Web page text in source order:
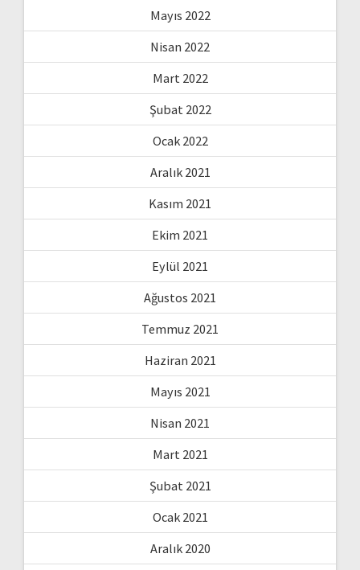
Mayıs 2022
Nisan 2022
Mart 2022
Şubat 2022
Ocak 2022
Aralık 2021
Kasım 2021
Ekim 2021
Eylül 2021
Ağustos 2021
Temmuz 2021
Haziran 2021
Mayıs 2021
Nisan 2021
Mart 2021
Şubat 2021
Ocak 2021
Aralık 2020